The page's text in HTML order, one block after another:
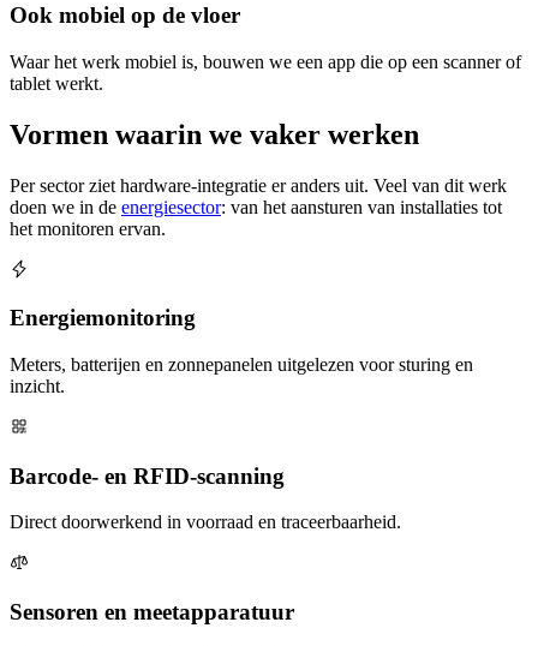
Ook mobiel op de vloer
Waar het werk mobiel is, bouwen we een app die op een scanner of
tablet werkt.
Vormen waarin we vaker werken
Per sector ziet hardware-integratie er anders uit. Veel van dit werk
doen we in de energiesector: van het aansturen van installaties tot
het monitoren ervan.
Energiemonitoring
Meters, batterijen en zonnepanelen uitgelezen voor sturing en
inzicht.
Barcode- en RFID-scanning
Direct doorwerkend in voorraad en traceerbaarheid.
Sensoren en meetapparatuur